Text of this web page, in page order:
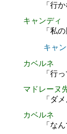
「行
キャンディ
「私
キャ
カベルネ
「行
マドレーヌ
「ダ
カベルネ
「な